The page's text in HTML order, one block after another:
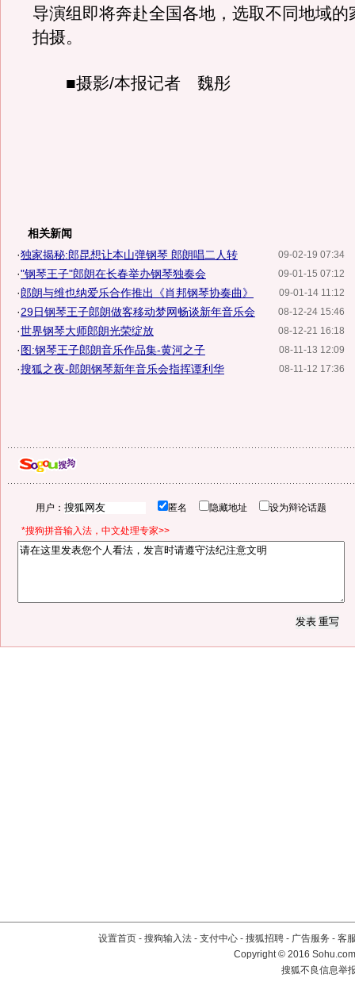
导演组即将奔赴全国各地，选取不同地域的
拍摄。
■摄影/本报记者 魏彤
相关新闻
09-02-19 07:34
·独家揭秘:郎昆想让本山弹钢琴 郎朗唱二人转
09-01-15 07:12
·"钢琴王子"郎朗在长春举办钢琴独奏会
09-01-14 11:12
·郎朗与维也纳爱乐合作推出《肖邦钢琴协奏曲》
08-12-24 15:46
·29日钢琴王子郎朗做客移动梦网畅谈新年音乐会
08-12-21 16:18
·世界钢琴大师郎朗光荣绽放
08-11-13 12:09
·图:钢琴王子郎朗音乐作品集-黄河之子
08-11-12 17:36
·搜狐之夜-郎朗钢琴新年音乐会指挥谭利华
用户： 匿名 隐藏地址 设为辩论话题
*搜狗拼音输入法，中文处理专家>>
设置首页 - 搜狗输入法 - 支付中心 - 搜狐招聘 - 广告服务 - 客
Copyright©2016
搜狐不良信息举